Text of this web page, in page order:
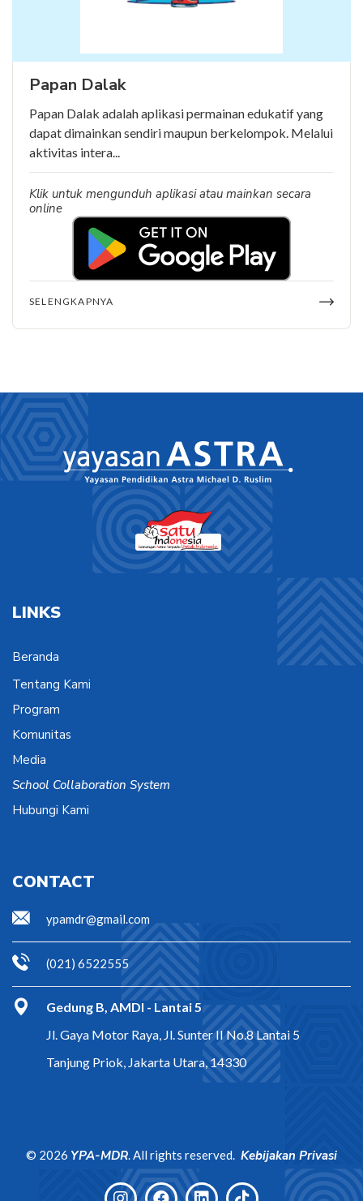
Papan Dalak
Papan Dalak adalah aplikasi permainan edukatif yang
dapat dimainkan sendiri maupun berkelompok. Melalui
aktivitas intera...
Klik untuk mengunduh aplikasi atau mainkan secara
online
SELENGKAPNYA
LINKS
Beranda
Tentang Kami
Program
Komunitas
Media
School Collaboration System
Hubungi Kami
CONTACT
ypamdr@gmail.com
(021) 6522555
Gedung B, AMDI - Lantai 5
Jl. Gaya Motor Raya, Jl. Sunter II No.8 Lantai 5
Tanjung Priok, Jakarta Utara, 14330
© 2026 YPA-MDR. All rights reserved. Kebijakan Privasi